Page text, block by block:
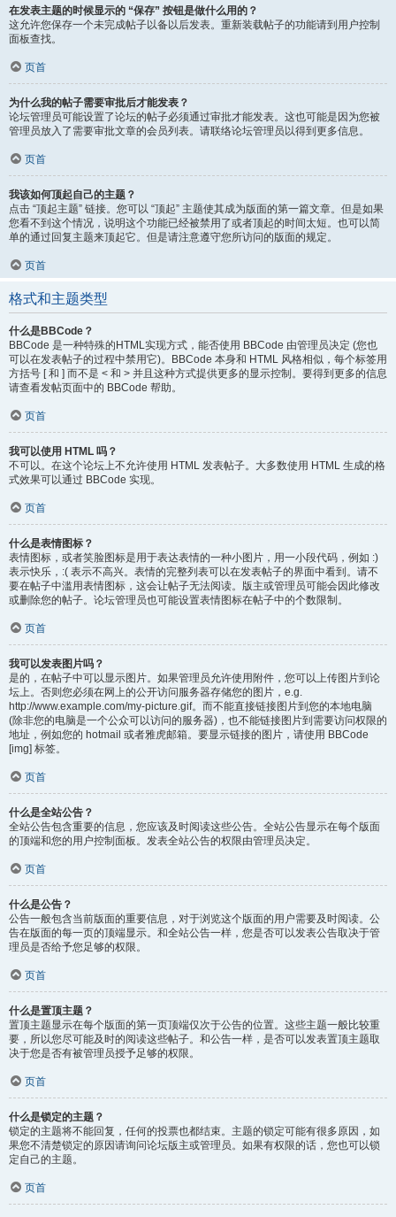
在发表主题的时候显示的 “保存” 按钮是做什么用的？
这允许您保存一个未完成帖子以备以后发表。重新装载帖子的功能请到用户控制
面板查找。
页首
为什么我的帖子需要审批后才能发表？
论坛管理员可能设置了论坛的帖子必须通过审批才能发表。这也可能是因为您被
管理员放入了需要审批文章的会员列表。请联络论坛管理员以得到更多信息。
页首
我该如何顶起自己的主题？
点击 “顶起主题” 链接。您可以 “顶起” 主题使其成为版面的第一篇文章。但是如果
您看不到这个情况，说明这个功能已经被禁用了或者顶起的时间太短。也可以简
单的通过回复主题来顶起它。但是请注意遵守您所访问的版面的规定。
页首
格式和主题类型
什么是BBCode？
BBCode 是一种特殊的HTML实现方式，能否使用 BBCode 由管理员决定 (您也
可以在发表帖子的过程中禁用它)。BBCode 本身和 HTML 风格相似，每个标签用
方括号 [ 和 ] 而不是 < 和 > 并且这种方式提供更多的显示控制。要得到更多的信息
请查看发帖页面中的 BBCode 帮助。
页首
我可以使用 HTML 吗？
不可以。在这个论坛上不允许使用 HTML 发表帖子。大多数使用 HTML 生成的格
式效果可以通过 BBCode 实现。
页首
什么是表情图标？
表情图标，或者笑脸图标是用于表达表情的一种小图片，用一小段代码，例如 :)
表示快乐，:( 表示不高兴。表情的完整列表可以在发表帖子的界面中看到。请不
要在帖子中滥用表情图标，这会让帖子无法阅读。版主或管理员可能会因此修改
或删除您的帖子。论坛管理员也可能设置表情图标在帖子中的个数限制。
页首
我可以发表图片吗？
是的，在帖子中可以显示图片。如果管理员允许使用附件，您可以上传图片到论
坛上。否则您必须在网上的公开访问服务器存储您的图片，e.g.
http://www.example.com/my-picture.gif。而不能直接链接图片到您的本地电脑
(除非您的电脑是一个公众可以访问的服务器)，也不能链接图片到需要访问权限的
地址，例如您的 hotmail 或者雅虎邮箱。要显示链接的图片，请使用 BBCode
[img] 标签。
页首
什么是全站公告？
全站公告包含重要的信息，您应该及时阅读这些公告。全站公告显示在每个版面
的顶端和您的用户控制面板。发表全站公告的权限由管理员决定。
页首
什么是公告？
公告一般包含当前版面的重要信息，对于浏览这个版面的用户需要及时阅读。公
告在版面的每一页的顶端显示。和全站公告一样，您是否可以发表公告取决于管
理员是否给予您足够的权限。
页首
什么是置顶主题？
置顶主题显示在每个版面的第一页顶端仅次于公告的位置。这些主题一般比较重
要，所以您尽可能及时的阅读这些帖子。和公告一样，是否可以发表置顶主题取
决于您是否有被管理员授予足够的权限。
页首
什么是锁定的主题？
锁定的主题将不能回复，任何的投票也都结束。主题的锁定可能有很多原因，如
果您不清楚锁定的原因请询问论坛版主或管理员。如果有权限的话，您也可以锁
定自己的主题。
页首